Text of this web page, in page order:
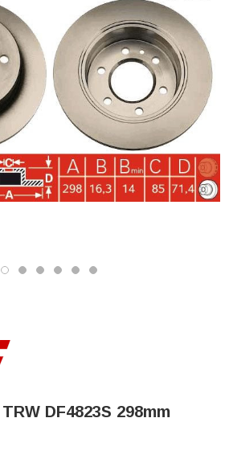
DF4823S 298mm